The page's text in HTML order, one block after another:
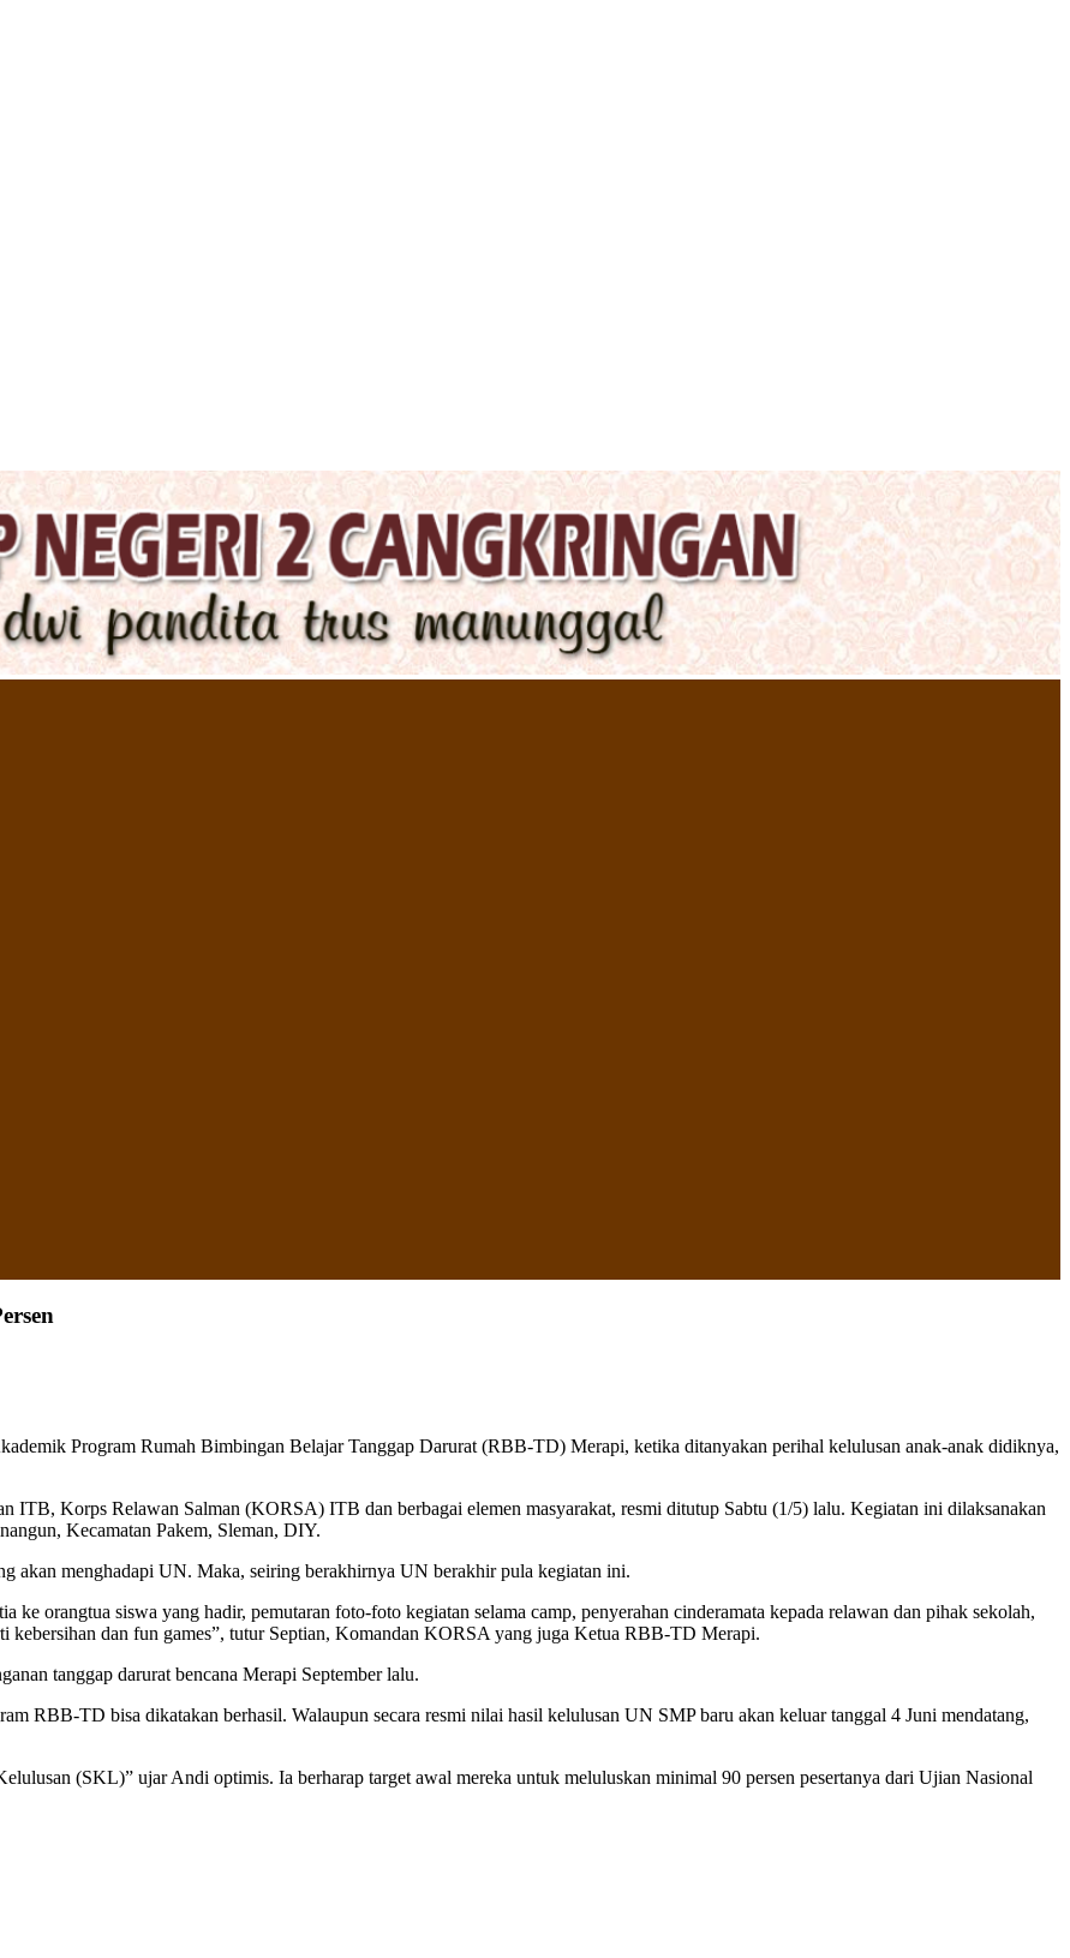
Program Rumah Bimbingan Belajar Tanggap Darurat (RBB-TD) Merapi, ketika ditanyakan perihal kelulusan anak-anak didiknya,
ITB, Korps Relawan Salman (KORSA) ITB dan berbagai elemen masyarakat, resmi ditutup Sabtu (1/5) lalu. Kegiatan ini dilaksanakan
Kecamatan Pakem, Sleman, DIY.
akan menghadapi UN. Maka, seiring berakhirnya UN berakhir pula kegiatan ini.
orangtua siswa yang hadir, pemutaran foto-foto kegiatan selama camp, penyerahan cinderamata kepada relawan dan pihak sekolah,
kebersihan dan fun games”, tutur Septian, Komandan KORSA yang juga Ketua RBB-TD Merapi.
tanggap darurat bencana Merapi September lalu.
RBB-TD bisa dikatakan berhasil. Walaupun secara resmi nilai hasil kelulusan UN SMP baru akan keluar tanggal 4 Juni mendatang,
(SKL)” ujar Andi optimis. Ia berharap target awal mereka untuk meluluskan minimal 90 persen pesertanya dari Ujian Nasional